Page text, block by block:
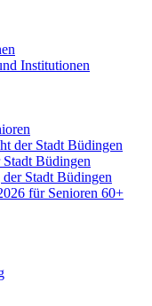
Institutionen
der Stadt Büdingen
Büdingen
Stadt Büdingen
für Senioren 60+